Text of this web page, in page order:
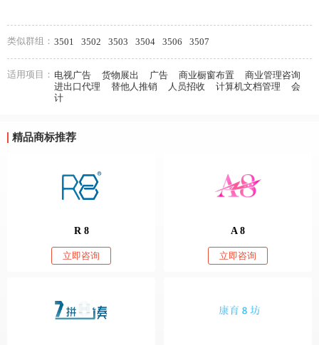
类似群组： 3501 3502 3503 3504 3506 3507
适用项目： 电视广告 货物展出 广告 商业橱窗布置
商业管理咨询
进出口代理
替他人推销 人员招收 计算机文档管理
会
计
精品商标推荐
R 8
立即咨询
A 8
立即咨询